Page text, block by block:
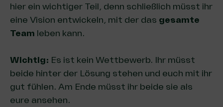
hier ein wichtiger Teil, denn schließlich müsst ihr
eine Vision entwickeln, mit der das gesamte
Team leben kann.
Wichtig: Es ist kein Wettbewerb. Ihr müsst
beide hinter der Lösung stehen und euch mit ihr
gut fühlen. Am Ende müsst ihr beide sie als
eure ansehen.